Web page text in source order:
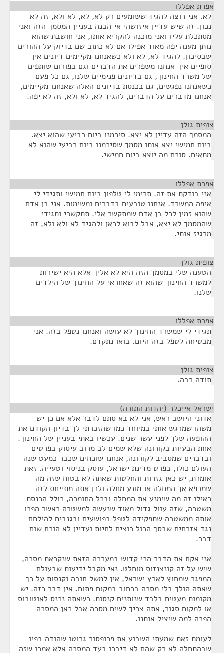
אפרת אפללו
לא. אני רוצה להגיד ששומעים רק לא, לא, לא ולא, זה לא
נכון. זה שיש עדיין איזושהי אי הבנה בעניין המסמך הזה ואני
מסתכלת עליו ואני מוכנה להקריא אותו, אני חושבת שהוא
נותן מענה יפה מאוד אפילו אם לא כתוב שם בדיוק על ההורים
שבסיכון. להגיד לא, לא ולא כשאנחנו מקיימים דיונים אין
סופיים איך אנחנו משפרים את הדברים וגם בפורום שותפים
של משרד החינוך, גם בדיונים פנימיים שלנו, גם כל פעם
כשאנחנו נפגשים, גם בכנסת בדיונים האלה שאנחנו מקיימים,
אנחנו מדברים על הדברים, להגיד לא, לא ולא, זה לא יפה.
צופית גולן
המסמך הזה עדיין לא יצא. סיכמנו ביום רביעי שהוא יצא.
ביום חמישי יצא אותו מסמך שסיכמנו ביום רביעי שהוא לא
מתאים. סוכם מה יוצא ביום חמישי.
אפרת אפללו
אני בודקת את זה. תרימי לי טלפון ביום חמישי ותגידי לי
איפה המשרד. אנחנו טובעים בדברים ומשימות. אני בן אדם
שהוא זמין לכל בן אדם שמתקשר אלי. תתקשרי ותגידי
שהמסמך לא יצא, אבל לבוא לכאן ולהגיד לא ולא ולא, זה
מרגיז אותי.
צופית גולן
הטענה שלי במסמך הזה היא לא אליך אלא היא ישירות
למשרד החינוך שהוא זה שאחראי על החינוך של הילדים
שלנו.
אפרת אפללו
תגידי לי שמשרד החינוך לא עושה ואנחנו נטפל בזה. אני
מבטיחה לטפל בזה היום. בואו נתקדם.
צופית גולן
תודה רבה.
ישראל אייכלר (יהדות התורה)
אדוני היושב ראש, אני לא בא סתם לדבר אלא אם כן יש
משהו שמרגש אותי במיוחד כמו שהזכרתי לך בדיון הקודם את
ההופעה שלך לפני עשר שנים. עכשיו באתי בעניין של החינוך.
אחת הבעיות בקורונה שלא שמים לב מרוב עיסוק בפרטים
ובדברים שמסביב לקורונה, אנחנו שוכחים שכבר כמעט שנה
העולם כולו, בפרט מדינת ישראל, עוסק בניסוי וטעייה. זאת
אומרת, יש כאן גזרות והחלטות שאתה לא בטוח שזה מה
שמרפא אך המחלה או מונע מחלה ולכן אתה מתייחס לזה
כאילו זה מה שימנע את המחלה ובכל החומרה, כולל הכנסת
משטרה, שזה עוול גדול מאוד שנעשה למשטרה כאשר הפכו
אותה ממשטרה שתפקידה לטפל בפושעים ובגנבים להילחם
נגד אזרחים שבסך הכול רוצים לחיות ועדיין לא הוכח שום
דבר.
אני אקח את הדבר הכי קדוש במערכה הזאת שנקראת מסכה,
שיש על זה קונצנזוס מוחלט. נאי מקבל ידיעות שבעולם
המפגר שמחוץ לארץ ישראל, אין למשל חובה וקנסות על כך
שאתה הולך בלי מסכה ברחוב במקום פתוח. אין דבר כזה. יש
מקומות מעטים בלבד שנותנים קנסות. כשאתה נכנס לאוטובוס
או למקום סגור, אתה צריך לשים מסכה אבל כאן המסכה
הפכה למה שיציל אותנו.
לעומת זאת שמעתי השבוע את פרופסור גרוטו שהודה בפיו
שבהתחלה לא רק שהם לא דיברו בעד המסכה אלא אמרו שזה